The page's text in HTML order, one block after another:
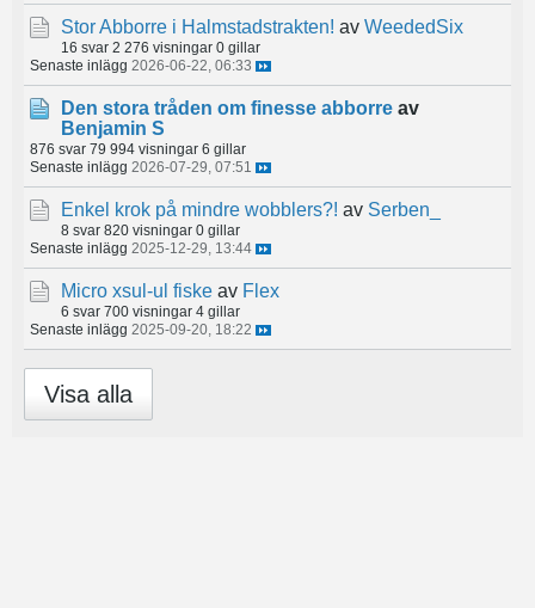
Stor Abborre i Halmstadstrakten! av WeededSix
16 svar 2 276 visningar 0 gillar
Senaste inlägg 2026-06-22, 06:33
Den stora tråden om finesse abborre av
Benjamin S
876 svar 79 994 visningar 6 gillar
Senaste inlägg 2026-07-29, 07:51
Enkel krok på mindre wobblers?! av Serben_
8 svar 820 visningar 0 gillar
Senaste inlägg 2025-12-29, 13:44
Micro xsul-ul fiske av Flex
6 svar 700 visningar 4 gillar
Senaste inlägg 2025-09-20, 18:22
Visa alla